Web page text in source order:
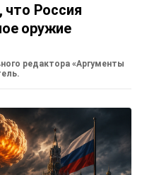
что Россия
оружие
редактора «Аргументы